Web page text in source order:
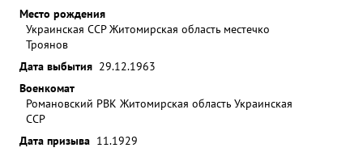
Место рождения
Украинская ССР Житомирская область местечко
Троянов
Дата выбытия 29.12.1963
Военкомат
Романовский РВК Житомирская область Украинская
ССР
Дата призыва 11.1929